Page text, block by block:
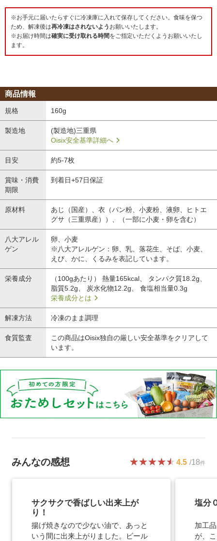
※お手元に届いたらすぐに冷凍庫に入れて保存してください。食味を保つ
ため、解凍後は再冷凍はされないよう お願いいたします。
※お届け時間は確実に受け取れる時間をご指定いただくようお願いいたし
ます。